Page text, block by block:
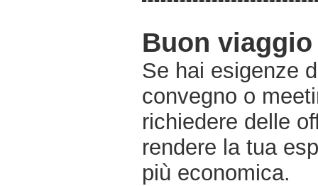
Buon viaggio
Se hai esigenze
convegno o
richiedere delle
rendere la tua
più economica.